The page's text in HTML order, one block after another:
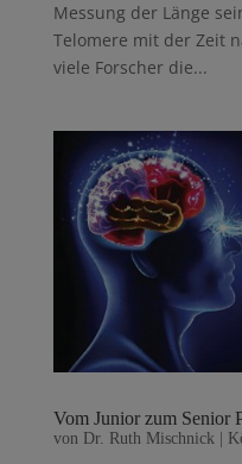
Messung der Länge
Telomere mit der Zeit
viele Forscher die...
Vom Junior zum Senior
von Dr. Ruth Mischnick|